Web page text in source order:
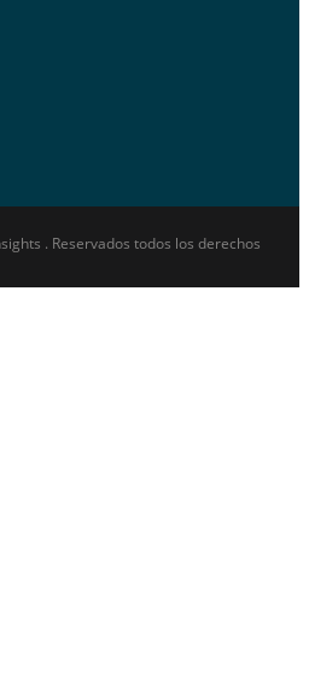
. Reservados todos los derechos